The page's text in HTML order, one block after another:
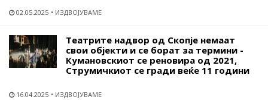
02.05.2025 ИЗДВОЈУВАМЕ
Театрите надвор од Скопје немаат
свои објекти и се борат за термини -
Кумановскиот се реновира од 2021,
Струмичкиот се гради веќе 11 години
16.04.2025 ИЗДВОЈУВАМЕ